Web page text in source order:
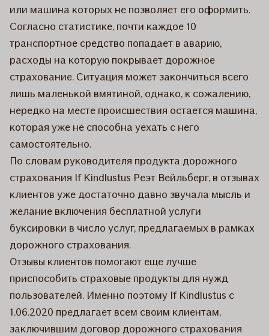
или машина которых не позволяет его оформить.
Согласно статистике, почти каждое 10
транспортное средство попадает в аварию,
расходы на которую покрывает дорожное
страхование. Ситуация может закончиться всего
лишь маленькой вмятиной, однако, к сожалению,
нередко на месте происшествия остается машина,
которая уже не способна уехать с него
самостоятельно.
По словам руководителя продукта дорожного
страхования If Kindlustus Реэт Вейльберг, в отзывах
клиентов уже достаточно давно звучала мысль и
желание включения бесплатной услуги
буксировки в число услуг, предлагаемых в рамках
дорожного страхования.
Отзывы клиентов помогают еще лучше
приспособить страховые продукты для нужд
пользователей. Именно поэтому If Kindlustus с
1.06.2020 предлагает всем своим клиентам,
заключившим договор дорожного страхования